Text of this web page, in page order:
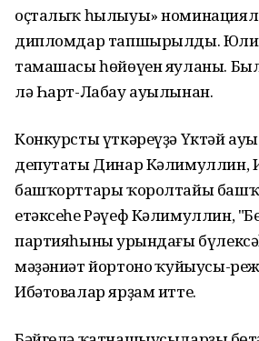
оҫталыҡ һылыуы»
дипломдар тапшырылды.
тамашасы һөйөүен яуланы.
лә Һарт-Лабау ауылынан.
Конкурсты үткәреүҙә Үктәй
депутаты Динар Кәлимуллин,
башҡорттары ҡоролтайы
етәксеһе Рәүеф Кәлимуллин,
партияһының урындағы
мәҙәниәт йортоноң ҡуйыусы-
Ибәтовалар ярҙам итте.